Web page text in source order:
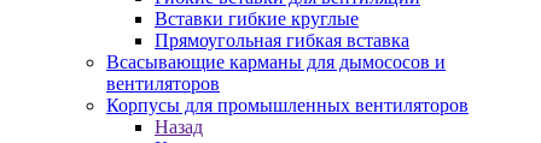
Вставки гибкие круглые
Прямоугольная гибкая вставка
Всасывающие карманы для дымососов и
вентиляторов
Корпусы для промышленных вентиляторов
Назад